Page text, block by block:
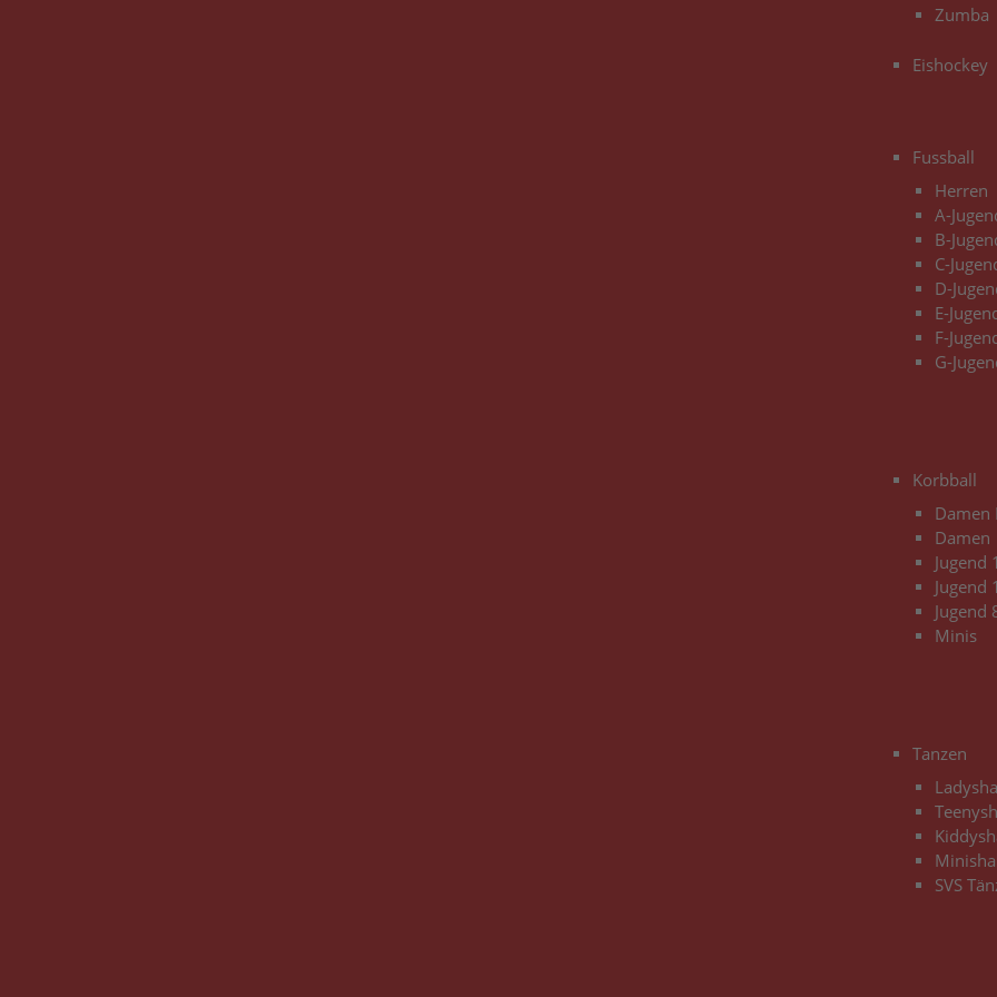
Zumba
Eishockey
Fussball
Herren
A-
B-
C-
D-
E-
F-
G-
Korbball
Damen
Damen
Jugend
Jugend
Jugend
Minis
Tanzen
SVS